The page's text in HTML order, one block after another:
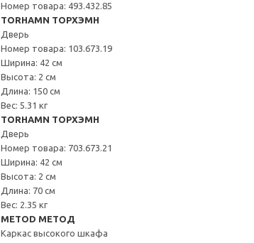
Номер товара: 493.432.85
TORHAMN ТОРХЭМН
Дверь
Номер товара: 103.673.19
Ширина: 42 см
Высота: 2 см
Длина: 150 см
Вес: 5.31 кг
TORHAMN ТОРХЭМН
Дверь
Номер товара: 703.673.21
Ширина: 42 см
Высота: 2 см
Длина: 70 см
Вес: 2.35 кг
METOD МЕТОД
Каркас высокого шкафа